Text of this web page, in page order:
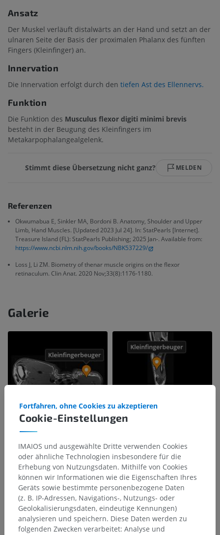
Ansatz
Der Muskel verläuft distalwärts an der Hand und setzt an der
ulnaren Seite der Basis der proximalen Phalanx des fünften
Fingers (Kleinfinger) an.
Innervation
Die Innervation erfolgt durch den tiefen Ast des Ellennervs.
Funktion
Die Funktion des Musculus flexor digiti minimi brevis
besteht in der Beugung des Kleinfingers im
Metakarpophalangealgelenk.
Stimmt diese Übersetzung nicht ganz? MELDEN
Referenzen
Okwumabua E, Sinkler MA, Bordoni B. Anatomy, Shoulder and Upper
Limb, Hand Muscles. [Updated 2023 Jul 24]. In: StatPearls [Internet].
Treasure Island (FL): StatPearls Publishing; 2025 Jan-. Available from:
https://www.ncbi.nlm.nih.gov/books/NBK537229/
Loss J, Li ZM. Biometry of thenar muscle origins on the flexor
retinaculum. Clin Anat. 2020 Nov;33(8):1176-1180.
Galerie
Cookie-Einstellungen
Fortfahren, ohne Cookies zu akzeptieren
IMAIOS und ausgewählte Dritte verwenden Cookies
oder ähnliche Technologien insbesondere für die
Erhebung von Nutzungsdaten. Mithilfe von Cookies
können wir Informationen wie die Eigenschaften Ihres
Geräts sowie bestimmte personenbezogene Daten
(z. B. IP-Adressen, Navigations-, Nutzungs- oder
Geolokalisierungsdaten, eindeutige Kennungen)
analysieren und speichern. Diese Daten werden zu
folgenden Zwecken verarbeitet: Analyse und